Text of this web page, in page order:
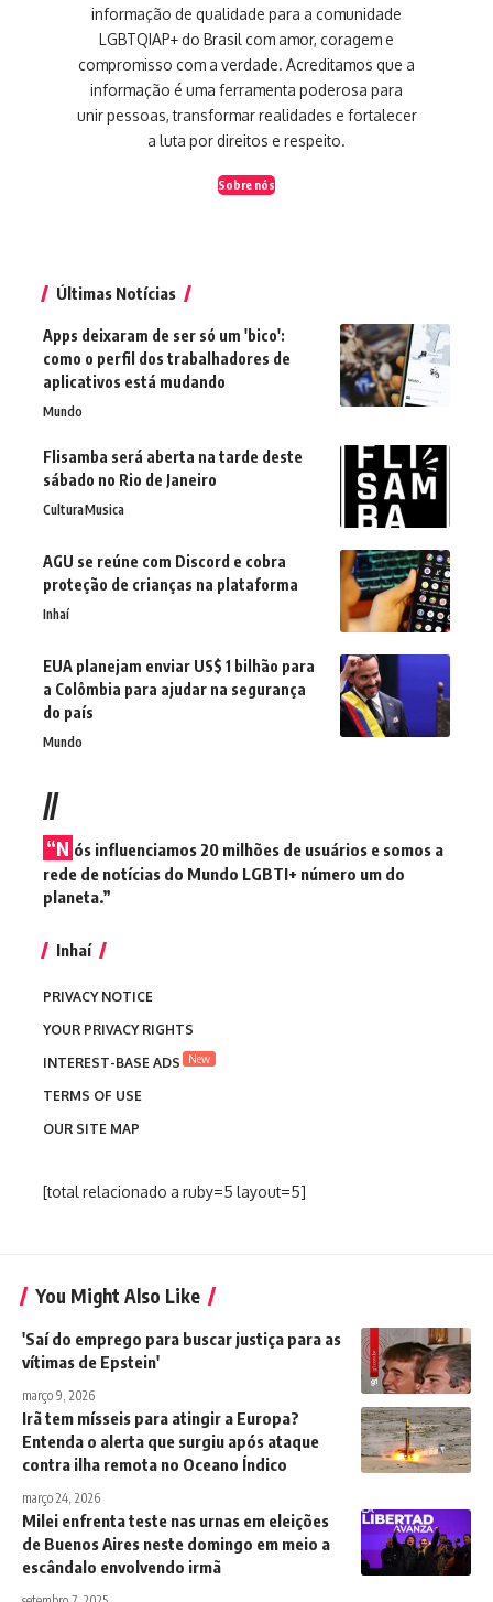
informação de qualidade para a comunidade
LGBTQIAP+ do Brasil com amor, coragem e
compromisso com a verdade. Acreditamos que a
informação é uma ferramenta poderosa para
unir pessoas, transformar realidades e fortalecer
a luta por direitos e respeito.
Sobre nós
Últimas Notícias
Apps deixaram de ser só um 'bico':
como o perfil dos trabalhadores de
aplicativos está mudando
Mundo
Flisamba será aberta na tarde deste
sábado no Rio de Janeiro
CulturaMusica
AGU se reúne com Discord e cobra
proteção de crianças na plataforma
Inhaí
EUA planejam enviar US$ 1 bilhão para
a Colômbia para ajudar na segurança
do país
Mundo
//
“N ós influenciamos 20 milhões de usuários e somos a
rede de notícias do Mundo LGBTI+ número um do
planeta.”
Inhaí
PRIVACY NOTICE
YOUR PRIVACY RIGHTS
INTEREST-BASE ADS
New
TERMS OF USE
OUR SITE MAP
[total relacionado a ruby=5 layout=5]
You Might Also Like
'Saí do emprego para buscar justiça para as
vítimas de Epstein'
março 9, 2026
Irã tem mísseis para atingir a Europa?
Entenda o alerta que surgiu após ataque
contra ilha remota no Oceano Índico
março 24, 2026
Milei enfrenta teste nas urnas em eleições
de Buenos Aires neste domingo em meio a
escândalo envolvendo irmã